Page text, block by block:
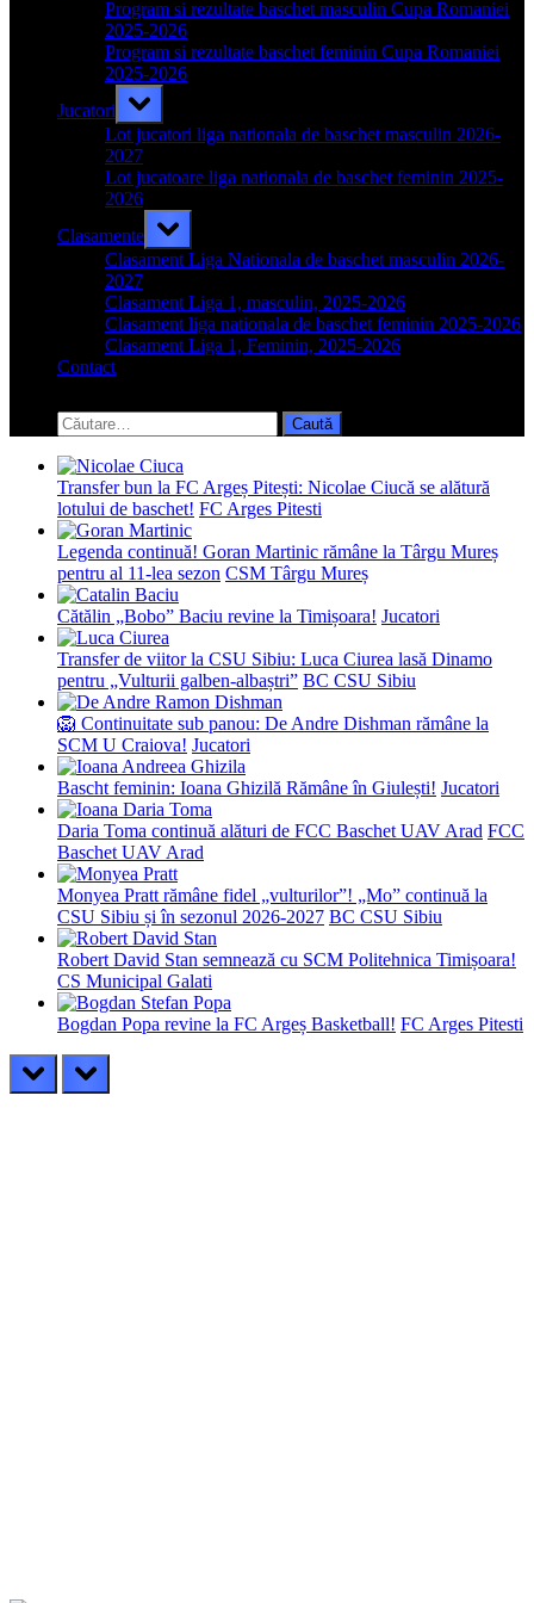
menu
Program si rezultate baschet masculin Cupa Romaniei
2025-2026
Program si rezultate baschet feminin Cupa Romaniei
2025-2026
Jucatori
Toggle
sub-
menu
Lot jucatori liga nationala de baschet masculin 2026-
2027
Lot jucatoare liga nationala de baschet feminin 2025-
2026
Clasamente
Toggle
sub-
menu
Clasament Liga Nationala de baschet masculin 2026-
2027
Clasament Liga 1, masculin, 2025-2026
Clasament liga nationala de baschet feminin 2025-2026
Clasament Liga 1, Feminin, 2025-2026
Contact
search
form
Caută
după:
Transfer bun la FC Argeș Pitești: Nicolae Ciucă se alătură
lotului de baschet! FC Arges Pitesti
Legenda continuă! Goran Martinic rămâne la Târgu Mureș
pentru al 11-lea sezon CSM Târgu Mureș
Cătălin „Bobo” Baciu revine la Timișoara! Jucatori
Transfer de viitor la CSU Sibiu: Luca Ciurea lasă Dinamo
pentru „Vulturii galben-albaștri” BC CSU Sibiu
🦁 Continuitate sub panou: De Andre Dishman rămâne la
SCM U Craiova! Jucatori
Bascht feminin: Ioana Ghizilă Rămâne în Giulești! Jucatori
Daria Toma continuă alături de FCC Baschet UAV Arad FCC
Baschet UAV Arad
Monyea Pratt rămâne fidel „vulturilor”! „Mo” continuă la
CSU Sibiu și în sezonul 2026-2027 BC CSU Sibiu
Robert David Stan semnează cu SCM Politehnica Timișoara!
CS Municipal Galati
Bogdan Popa revine la FC Argeș Basketball! FC Arges Pitesti
prev next